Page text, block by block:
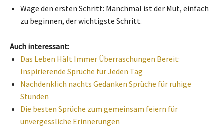
Wage den ersten Schritt: Manchmal ist der Mut, einfach
zu beginnen, der wichtigste Schritt.
Auch interessant:
Das Leben Hält Immer Überraschungen Bereit:
Inspirierende Sprüche für Jeden Tag
Nachdenklich nachts Gedanken Sprüche für ruhige
Stunden
Die besten Sprüche zum gemeinsam feiern für
unvergessliche Erinnerungen